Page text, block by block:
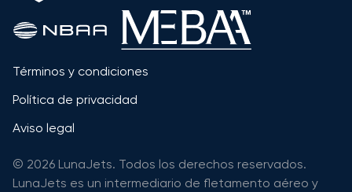
Términos y condiciones
Política de privacidad
Aviso legal
© 2026 LunaJets. Todos los derechos reservados.
LunaJets es un intermediario de fletamento aéreo y